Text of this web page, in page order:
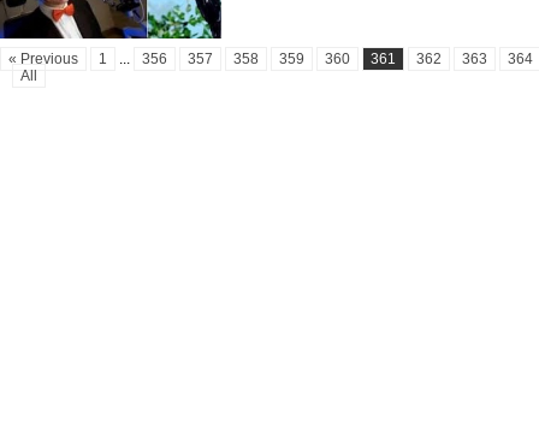
« Previous 1 ... 356 357 358 359 360 361 362 363
364
All